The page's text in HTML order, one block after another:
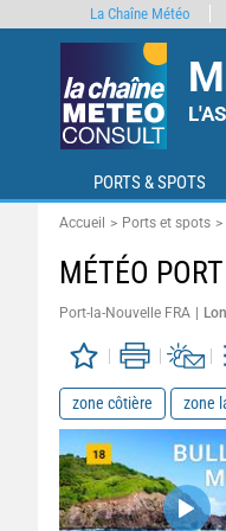
PORTS & SPOTS
Accueil Ports et spots
MÉTÉO PORT
Port-la-Nouvelle FRA
zone côtière zone
La Chaîne Météo